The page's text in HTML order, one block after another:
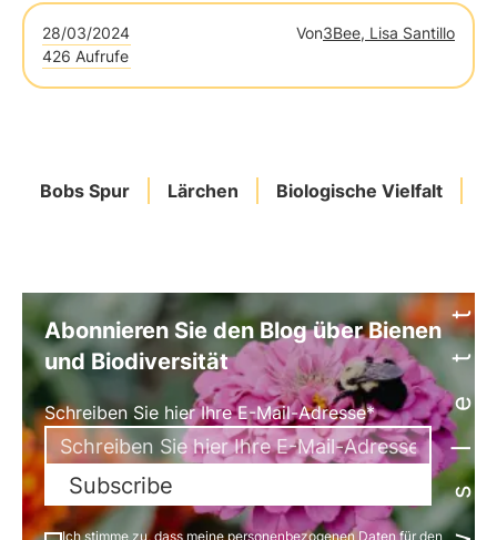
28/03/2024 Von3Bee, Lisa Santillo
426 Aufrufe
Bobs Spur Lärchen Biologische VielfaltNewsletter
Abonnieren Sie den Blog über Bienen
und Biodiversität
Schreiben Sie hier Ihre E-Mail-Adresse*
Subscribe
Ich stimme zu, dass meine personenbezogenen Daten für den